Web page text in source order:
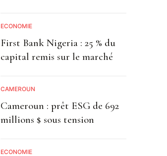
ECONOMIE
First Bank Nigeria : 25 % du
capital remis sur le marché
CAMEROUN
Cameroun : prêt ESG de 692
millions $ sous tension
ECONOMIE